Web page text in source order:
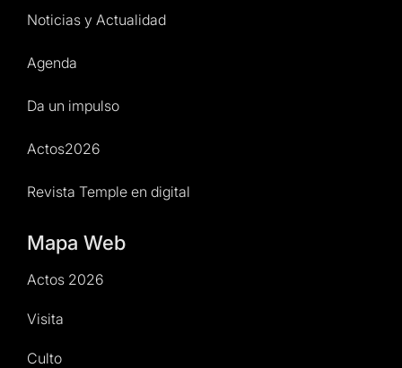
Noticias y Actualidad
Agenda
Da un impulso
Actos2026
Revista Temple en digital
Mapa Web
Actos 2026
Visita
Culto